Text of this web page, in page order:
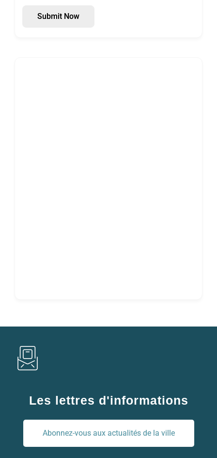
Submit Now
Les lettres d'informations
Abonnez-vous aux actualités de la ville